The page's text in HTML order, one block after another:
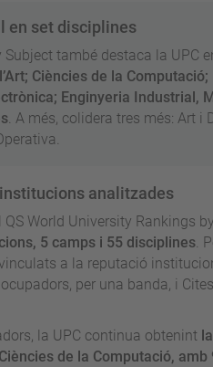
en set disciplines
Subject també destaca la UPC
Ciències de la
Enginyeria Industrial,
. A més, colidera tres més: Art i
analitzades
QS World University Rankings
5 camps i 55 disciplines.
a la reputació
per una banda, i
la UPC continua obtenint
de la Computació, amb